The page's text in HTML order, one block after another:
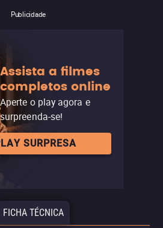
Publicidade
Assista a filmes
completos online
Aperte o play agora e
surpreenda-se!
SURPRESA
FICHA TÉCNICA